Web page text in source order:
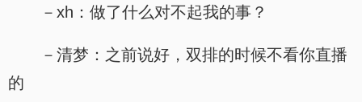
－xh：做了什么对不起我的事？
－清梦：之前说好，双排的时候不看你直播
的